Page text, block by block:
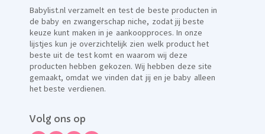
Babylist.nl verzamelt en test de beste producten in
de baby en zwangerschap niche, zodat jij beste
keuze kunt maken in je aankoopproces. In onze
lijstjes kun je overzichtelijk zien welk product het
beste uit de test komt en waarom wij deze
producten hebben gekozen. Wij hebben deze site
gemaakt, omdat we vinden dat jij en je baby alleen
het beste verdienen.
Volg ons op